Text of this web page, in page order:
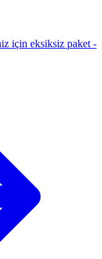
için eksiksiz paket -